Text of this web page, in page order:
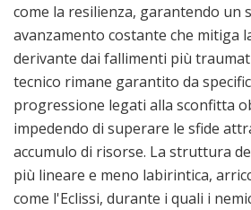
come la resilienza, garantendo un
avanzamento costante che mitiga
derivante dai fallimenti più
tecnico rimane garantito da
progressione legati alla sconfitta
impedendo di superare le sfide
accumulo di risorse. La struttura
più lineare e meno labirintica,
come l'Eclissi, durante i quali i